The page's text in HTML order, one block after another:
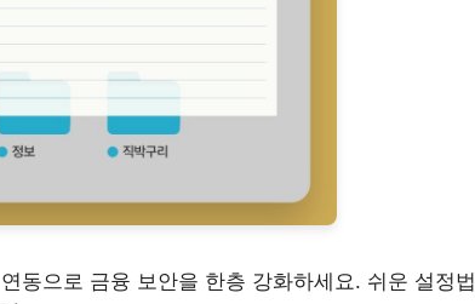
동으로 금융 보안을 한층 강화하세요. 쉬운 설정법